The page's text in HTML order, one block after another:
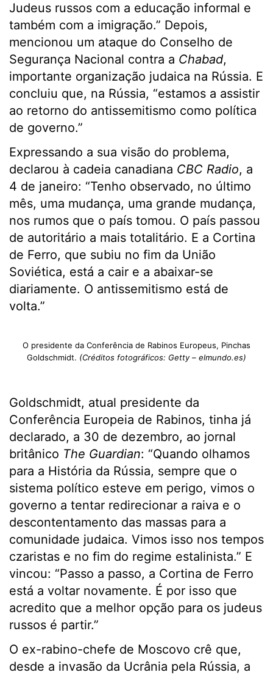
Judeus russos com a educação informal e
também com a imigração.” Depois,
mencionou um ataque do Conselho de
Segurança Nacional contra a Chabad,
importante organização judaica na Rússia. E
concluiu que, na Rússia, “estamos a assistir
ao retorno do antissemitismo como política
de governo.”
Expressando a sua visão do problema,
declarou à cadeia canadiana CBC Radio, a
4 de janeiro: “Tenho observado, no último
mês, uma mudança, uma grande mudança,
nos rumos que o país tomou. O país passou
de autoritário a mais totalitário. E a Cortina
de Ferro, que subiu no fim da União
Soviética, está a cair e a abaixar-se
diariamente. O antissemitismo está de
volta.”
O presidente da Conferência de Rabinos Europeus, Pinchas
Goldschmidt. (Créditos fotográficos: Getty – elmundo.es)
Goldschmidt, atual presidente da
Conferência Europeia de Rabinos, tinha já
declarado, a 30 de dezembro, ao jornal
britânico The Guardian: “Quando olhamos
para a História da Rússia, sempre que o
sistema político esteve em perigo, vimos o
governo a tentar redirecionar a raiva e o
descontentamento das massas para a
comunidade judaica. Vimos isso nos tempos
czaristas e no fim do regime estalinista.” E
vincou: “Passo a passo, a Cortina de Ferro
está a voltar novamente. É por isso que
acredito que a melhor opção para os judeus
russos é partir.”
O ex-rabino-chefe de Moscovo crê que,
desde a invasão da Ucrânia pela Rússia, a